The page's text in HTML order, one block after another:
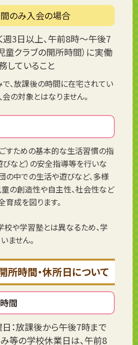
のみ入会の場合
週3日以上、午前8時～午後7
童クラブの開所時間）に実働
していること
、放課後の時間に在宅されてい
会の対象とはなりません。
すための基本的な生活習慣の指
びなど）の安全指導等を行いな
の中での生活や遊びなど、多様
の創造性や自主性、社会性など
育成を図ります。
校や学習塾とは異なるため、学
ません。
所時間・休所日について
間
：放課後から午後7時まで
み等の学校休業日は、午前8